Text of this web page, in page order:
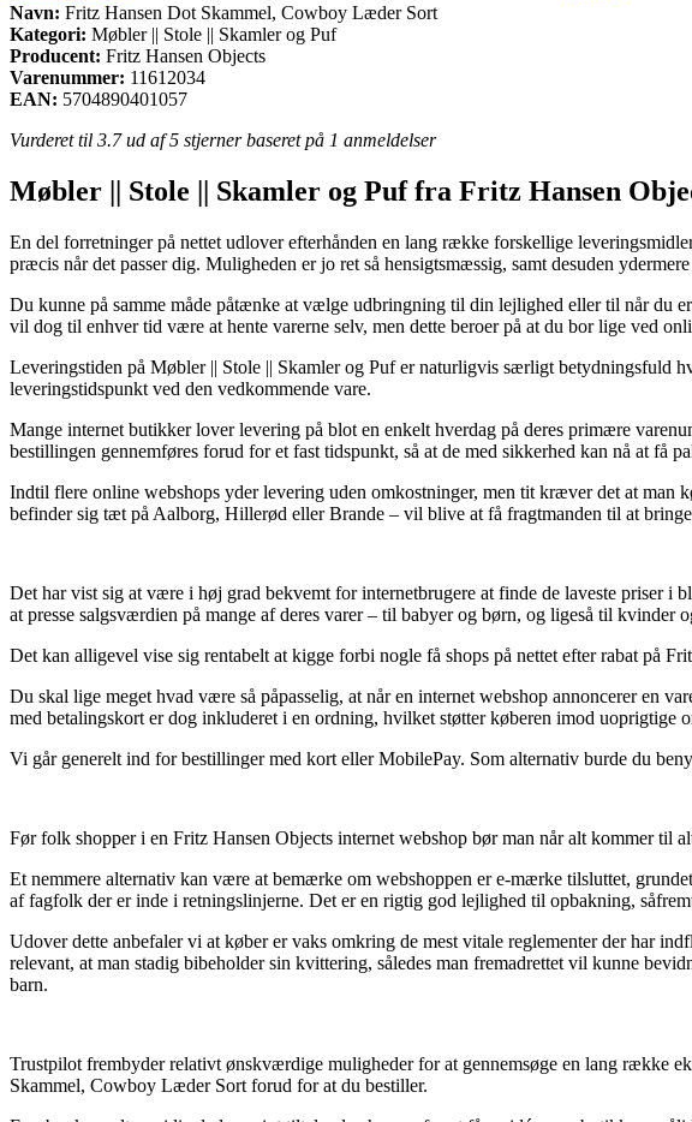
Navn: Fritz Hansen Dot Skammel, Cowboy Læder Sort
Kategori: Møbler || Stole || Skamler og Puf
Producent: Fritz Hansen Objects
Varenummer: 11612034
EAN: 5704890401057
Vurderet til 3.7ud af 5 stjerner baseret på 1 anmeldelser
Møbler || Stole || Skamler og Puf fra Fritz Hansen
En del forretninger på nettet udlover efterhånden en lang række forskellige
præcis når det passer dig. Muligheden er jo ret så hensigtsmæssig, samt desuden
Du kunne på samme måde påtænke at vælge udbringning til din lejlighed eller til når du
vil dog til enhver tid være at hente varerne selv, men dette beroer på at du bor lige ved
Leveringstiden på Møbler || Stole || Skamler og Puf er naturligvis særligt betydningsfuld
leveringstidspunkt ved den vedkommende vare.
Mange internet butikker lover levering på blot en enkelt hverdag på deres primære
bestillingen gennemføres forud for et fast tidspunkt, så at de med sikkerhed kan nå at få
Indtil flere online webshops yder levering uden omkostninger, men tit kræver det at
befinder sig tæt på Aalborg, Hillerød eller Brande – vil blive at få fragtmanden til at
Det har vist sig at være i høj grad bekvemt for internetbrugere at finde de laveste priser
at presse salgsværdien på mange af deres varer – til babyer og børn, og ligeså til
Det kan alligevel vise sig rentabelt at kigge forbi nogle få shops på nettet efter rabat på
Du skal lige meget hvad være så påpasselig, at når en internet webshop annoncerer en
med betalingskort er dog inkluderet i en ordning, hvilket støtter køberen imod uoprigtige
Vi går generelt ind for bestillinger med kort eller MobilePay. Som alternativ burde du
Før folk shopper i en Fritz Hansen Objects internet webshop bør man når alt kommer til
Et nemmere alternativ kan være at bemærke om webshoppen er e-mærke tilsluttet,
af fagfolk der er inde i retningslinjerne. Det er en rigtig god lejlighed til opbakning,
Udover dette anbefaler vi at køber er vaks omkring de mest vitale reglementer der har
relevant, at man stadig bibeholder sin kvittering, således man fremadrettet vil kunne
barn.
Trustpilot frembyder relativt ønskværdige muligheder for at gennemsøge en lang række
Skammel, Cowboy Læder Sort forud for at du bestiller.